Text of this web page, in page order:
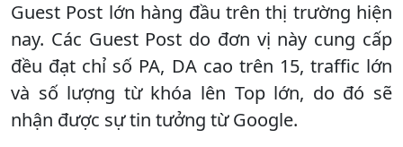
Guest Post lớn hàng đầu trên thị trường hiện
nay. Các Guest Post do đơn vị này cung cấp
đều đạt chỉ số PA, DA cao trên 15, traffic lớn
và số lượng từ khóa lên Top lớn, do đó sẽ
nhận được sự tin tưởng từ Google.